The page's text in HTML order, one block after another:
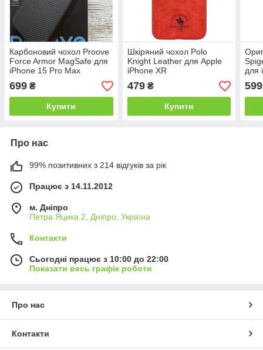
Карбоновий чохол Proove
Force Armor MagSafe для
iPhone 15 Pro Max
699 ₴
Купити
Шкіряний чохол Polo
Knight Leather для Apple
iPhone XR
479₴
Купити
для
599
Про нас
99% позитивних з 214 відгуків за рік
Працює з 14.11.2012
м. Дніпро
Петра Яцика 2, Дніпро, Україна
Контакти
Сьогодні працює з 10:00 до 22:00
Показати весь графік роботи
Про нас
Контакти